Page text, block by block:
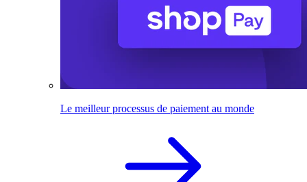
Le meilleur processus de paiement au monde